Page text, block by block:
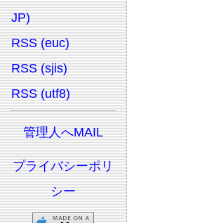
JP)
RSS (euc)
RSS (sjis)
RSS (utf8)
管理人へMAIL
プライバシーポリ
シー